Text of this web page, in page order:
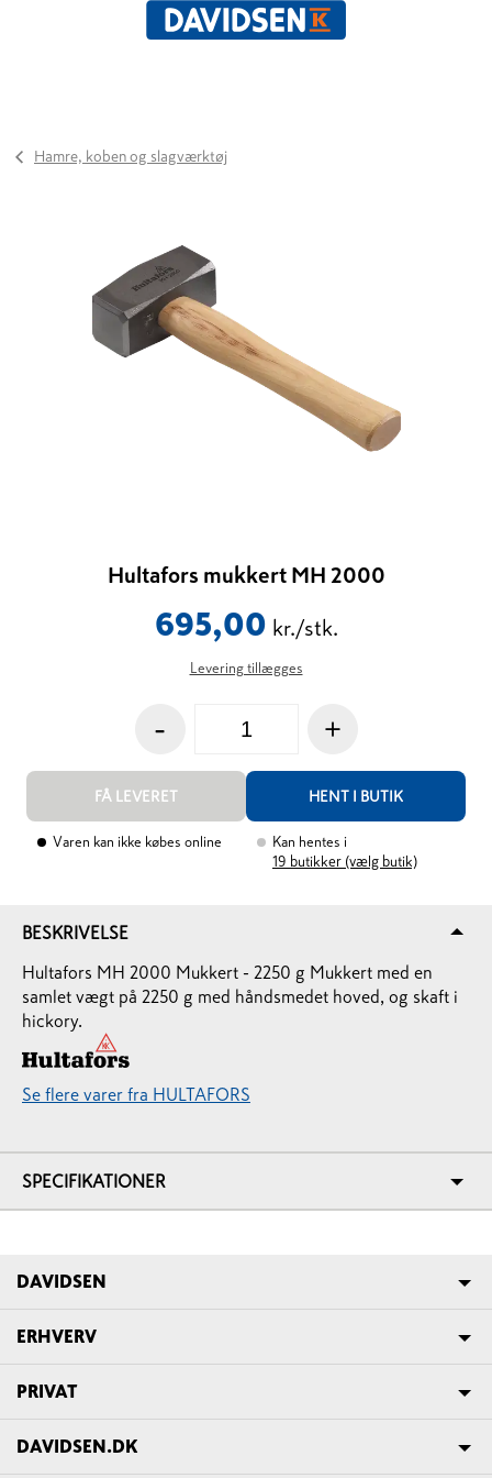
Hamre, koben og slagværktøj
Hultafors mukkert MH 2000
695,00 kr./stk.
Levering tillægges
- +
FÅ LEVERET HENT I BUTIK
Varen kan ikke købes online
Kan hentes i
19 butikker (vælg butik)
BESKRIVELSE
Hultafors MH 2000 Mukkert - 2250 g Mukkert med en
samlet vægt på 2250 g med håndsmedet hoved, og skaft i
hickory.
Se flere varer fra HULTAFORS
SPECIFIKATIONER
DAVIDSEN
ERHVERV
PRIVAT
DAVIDSEN.DK